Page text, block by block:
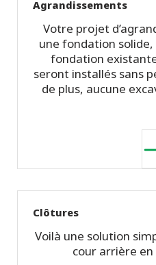
Agrandissements
Votre projet
une fondation
fondation
seront installés sans
de plus, aucune
Clôtures
Voilà une solution
cour arrière